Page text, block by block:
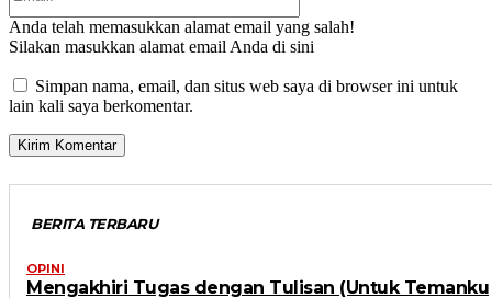
Anda telah memasukkan alamat email yang salah!
Silakan masukkan alamat email Anda di sini
Simpan nama, email, dan situs web saya di browser ini untuk
lain kali saya berkomentar.
BERITA TERBARU
OPINI
Mengakhiri Tugas dengan Tulisan (Untuk Temanku